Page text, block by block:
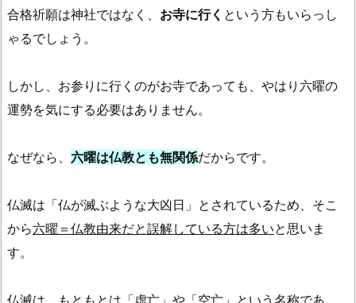
合格祈願は神社ではなく、 お寺に行く という方もいらっし
ゃるでしょう。
しかし、お参りに行くのがお寺であっても、やはり六曜の
運勢を気にする必要はありません。
なぜなら、 六曜は仏教とも無関係だからです。
仏滅は「仏が滅ぶような大凶日」とされているため、そこ
から六曜＝仏教由来だと誤解している方は多いと思いま
す。
仏滅は、もともとは「虚亡」や「空亡」という名称であ